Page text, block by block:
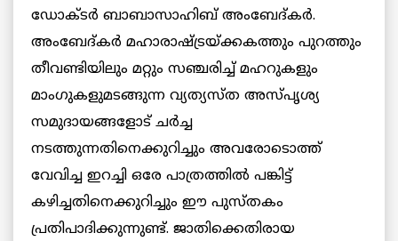
ഡോക്ടര്‍ ബാബാസാഹിബ് അംബേദ്കര്‍.
അംബേദ്കര്‍ മഹാരാഷ്ട്രയ്ക്കകത്തും പുറത്തും
തീവണ്ടിയിലും മറ്റും സഞ്ചരിച്ച് മഹറുകളും
മാംഗുകളുമടങ്ങുന്ന വ്യത്യസ്ത അസ്പൃശ്യ
സമുദായങ്ങളോട് ചര്‍ച്ച
നടത്തുന്നതിനെക്കുറിച്ചും അവരോടൊത്ത്
വേവിച്ച ഇറച്ചി ഒരേ പാത്രത്തില്‍ പങ്കിട്ട്
കഴിച്ചതിനെക്കുറിച്ചും ഈ പുസ്തകം
പ്രതിപാദിക്കുന്നുണ്ട്. ജാതിക്കെതിരായ